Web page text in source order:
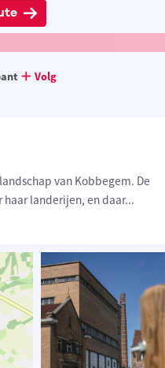
Volg
van Kobbegem. De
landerijen, en daar...